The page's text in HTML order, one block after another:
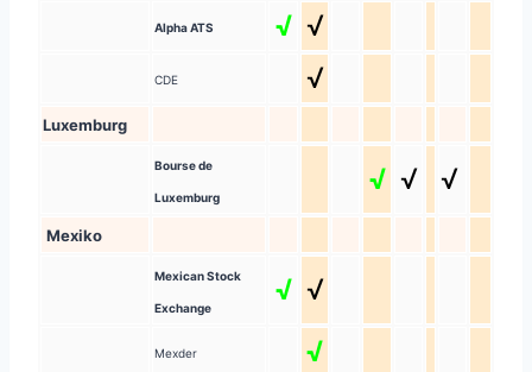
Alpha ATS √ √
CDE √
Luxemburg
Bourse de
Luxemburg
√ √ √
Mexiko
Mexican Stock
Exchange
√ √
Mexder √